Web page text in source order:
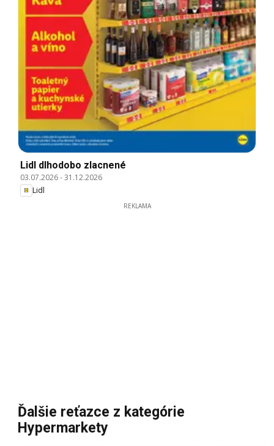
Lidl dlhodobo zlacnené
03.07.2026-31.12.2026
Lidl
REKLAMA
Ďalšie reťazce z kategórie
Hypermarkety